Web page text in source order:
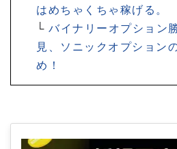
はめちゃくちゃ稼げる。
└ バイナリーオプション
見、ソニックオプション
め！